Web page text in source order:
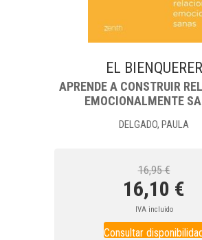
EL BIENQUERER
APRENDE A CONSTRUIR
EMOCIONALMENTE
DELGADO, PAULA
16,95 €
16,10 €
IVA incluido
Consultar